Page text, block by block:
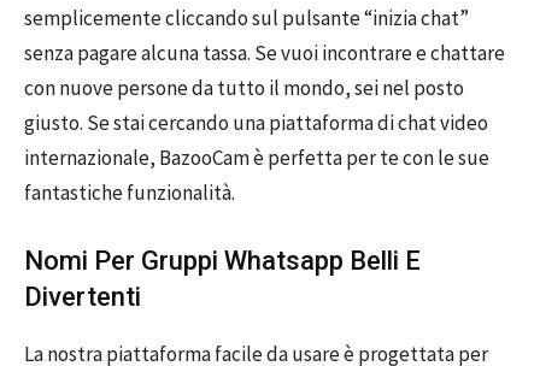
semplicemente cliccando sul pulsante “inizia chat”
senza pagare alcuna tassa. Se vuoi incontrare e chattare
con nuove persone da tutto il mondo, sei nel posto
giusto. Se stai cercando una piattaforma di chat video
internazionale, BazooCam è perfetta per te con le sue
fantastiche funzionalità.
Nomi Per Gruppi Whatsapp Belli E
Divertenti
La nostra piattaforma facile da usare è progettata per